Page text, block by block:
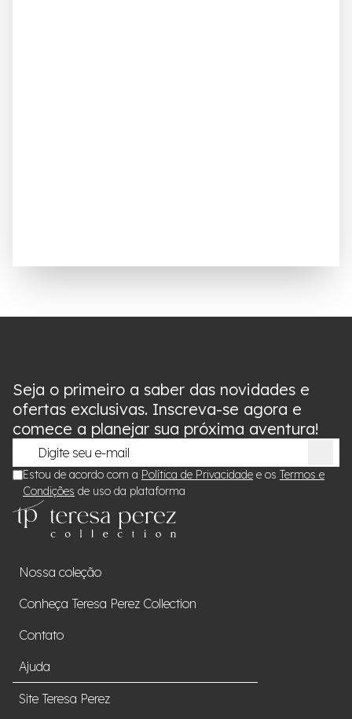
Nossa coleção
Conheça Teresa Perez Collection
Contato
Ajuda
Site Teresa Perez
Seja o primeiro a saber das novidades e
ofertas exclusivas. Inscreva-se agora e
comece a planejar sua próxima aventura!
Estou de acordo com a Política de Privacidade e os Termos e
Condições de uso da plataforma